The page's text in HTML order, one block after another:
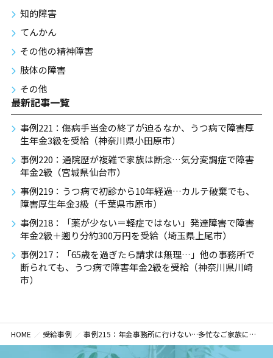
知的障害
てんかん
その他の精神障害
肢体の障害
その他
最新記事一覧
事例221：傷病手当金の終了が迫るなか、うつ病で障害厚
生年金3級を受給（神奈川県小田原市）
事例220：通院歴が複雑で家族は断念…気分変調症で障害
年金2級（宮城県仙台市）
事例219：うつ病で初診から10年経過…カルテ破棄でも、
障害厚生年金3級（千葉県市原市）
事例218：「薬が少ない＝軽症ではない」発達障害で障害
年金2級＋遡り分約300万円を受給（埼玉県上尾市）
事例217：「65歳を過ぎたら請求は無理…」他の事務所で
断られても、うつ病で障害年金2級を受給（神奈川県川崎
市）
HOME 受給事例 事例215：年金事務所に行けない…多忙なご家族に代わり障害年金2級・遡及300万円の受給を実現（千葉県匝瑳市）